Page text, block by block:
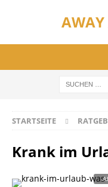
STARTSEITE
Krank im